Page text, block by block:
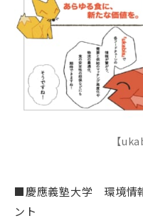
【
■慶應義塾大学 環境情
ント